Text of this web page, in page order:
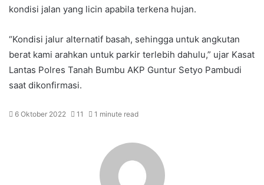
kondisi jalan yang licin apabila terkena hujan.
“Kondisi jalur alternatif basah, sehingga untuk angkutan
berat kami arahkan untuk parkir terlebih dahulu,” ujar Kasat
Lantas Polres Tanah Bumbu AKP Guntur Setyo Pambudi
saat dikonfirmasi.
6 Oktober 2022 11 1 minute read